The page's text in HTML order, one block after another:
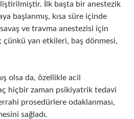
İlk başta bir anestezik
başlanmış, kısa süre içinde
ve travma anestezisi için
çünkü yan etkileri, baş dönmesi,
olsa da, özellikle acil
hiçbir zaman psikiyatrik tedavi
prosedürlere odaklanması,
sağladı.